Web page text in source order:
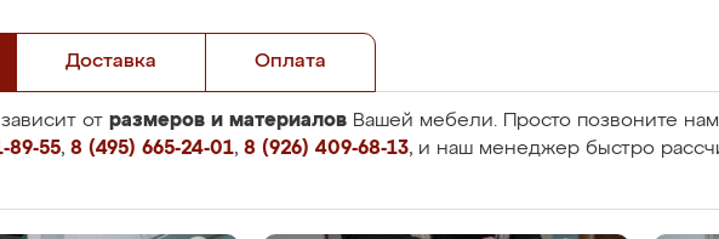
Доставка Оплата
от размеров и материалов Вашей мебели. Просто позвоните
89-55, 8 (495) 665-24-01, 8 (926) 409-68-13, и наш менеджер быстро